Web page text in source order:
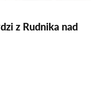
z Rudnika nad